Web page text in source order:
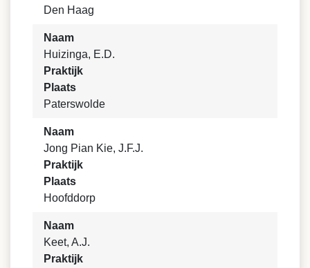
Den Haag
Naam
Huizinga, E.D.
Praktijk
Plaats
Paterswolde
Naam
Jong Pian Kie, J.F.J.
Praktijk
Plaats
Hoofddorp
Naam
Keet, A.J.
Praktijk